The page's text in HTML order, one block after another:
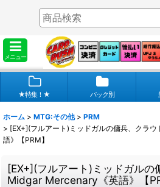
メニュー
★特集！★ パック別
ホーム > MTG:その他 > PRM
> [EX+](フルアート)ミッドガルの傭兵、クラ
語》【PRM】
[EX+](フルアート)ミッドガル
Midgar Mercenary《英語》【